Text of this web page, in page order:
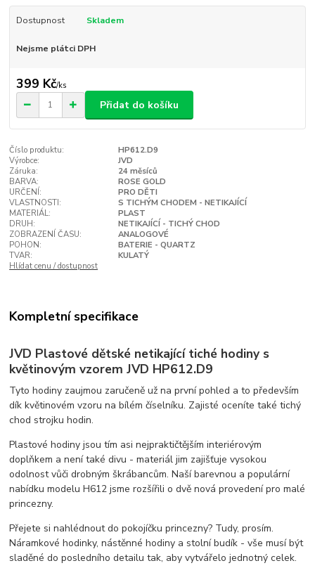
Dostupnost Skladem
Nejsme plátci DPH
399 Kč/ks
Přidat do košíku
Číslo produktu:
HP612.D9
Výrobce:
JVD
Záruka:
24 měsíců
BARVA:
ROSE GOLD
URČENÍ:
PRO DĚTI
VLASTNOSTI:
S TICHÝM CHODEM - NETIKAJÍCÍ
MATERIÁL:
PLAST
DRUH:
NETIKAJÍCÍ - TICHÝ CHOD
ZOBRAZENÍ ČASU:
ANALOGOVÉ
POHON:
BATERIE - QUARTZ
TVAR:
KULATÝ
Hlídat cenu / dostupnost
Kompletní specifikace
JVD Plastové dětské netikající tiché hodiny s
květinovým vzorem JVD HP612.D9
Tyto hodiny zaujmou zaručeně už na první pohled a to především
dík květinovém vzoru na bílém číselníku. Zajisté oceníte také tichý
chod strojku hodin.
Plastové hodiny jsou tím asi nejpraktičtějším interiérovým
doplňkem a není také divu - materiál jim zajišťuje vysokou
odolnost vůči drobným škrábancům. Naší barevnou a populární
nabídku modelu H612 jsme rozšířili o dvě nová provedení pro malé
princezny.
Přejete si nahlédnout do pokojíčku princezny? Tudy, prosím.
Náramkové hodinky, nástěnné hodiny a stolní budík - vše musí být
sladěné do posledního detailu tak, aby vytvářelo jednotný celek.